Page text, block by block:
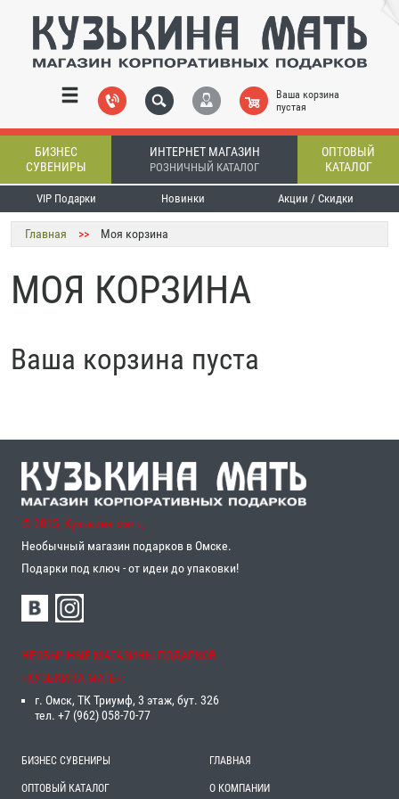
Ваша корзина
пустая
БИЗНЕС
СУВЕНИРЫ
ИНТЕРНЕТ МАГАЗИН
РОЗНИЧНЫЙ КАТАЛОГ
ОПТОВЫЙ
КАТАЛОГ
VIP Подарки Новинки Акции / Скидки
Главная >> Моя корзина
МОЯ КОРЗИНА
Ваша корзина пуста
© 2015, Кузькина мать,
Необычный магазин подарков в Омске.
Подарки под ключ - от идеи до упаковки!
НЕОБЫЧНЫЕ МАГАЗИНЫ ПОДАРКОВ
«‎КУЗЬКИНА МАТЬ»‎:
г. Омск, ТК Триумф, 3 этаж, бут. 326
тел. +7 (962) 058-70-77
БИЗНЕС СУВЕНИРЫ
ОПТОВЫЙ КАТАЛОГ
ГЛАВНАЯ
О КОМПАНИИ